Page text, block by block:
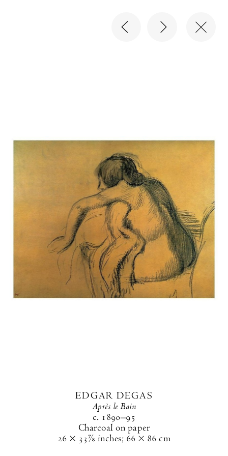
EDGAR DEGAS
Après le Bain
c. 1890–95
Charcoal on paper
26 × 33⅞ inches; 66 × 86 cm